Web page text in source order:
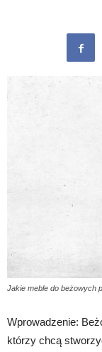
Jakie meble do beżowych
Wprowadzenie:
którzy chcą